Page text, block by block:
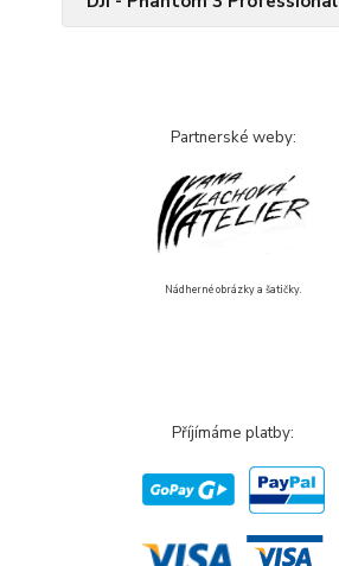
Partnerské weby:
Nádherné obrázky a šatičky.
Příjímáme platby: